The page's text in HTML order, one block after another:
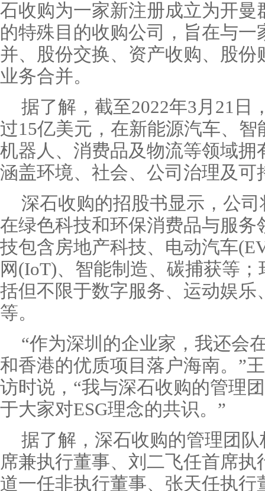
石收购为一家新注册成立为开曼
的特殊目的收购公司，旨在与一
并、股份交换、资产收购、股份
业务合并。
据了解，截至2022年3月21日
过15亿美元，在新能源汽车、
机器人、消费品及物流等领域拥
涵盖环境、社会、公司治理及可
深石收购的招股书显示，公
在绿色科技和环保消费品与服务
技包含房地产科技、电动汽车
网(IoT)、智能制造、碳捕获等
括但不限于数字服务、运动娱乐
等。
“作为深圳的企业家，我还会
和香港的优质项目落户海南。”
访时说，“我与深石收购的管理
于大家对ESG理念的共识。”
据了解，深石收购的管理团
席兼执行董事、刘二飞任首席执
道一任非执行董事、张天任执行